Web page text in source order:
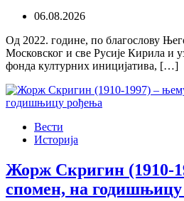
06.08.2026
Од 2022. године, по благослову
Московског и све Русије Кирила и
фонда културних иницијатива, […]
Вести
Историја
Жорж Скригин (1910-
спомен, на